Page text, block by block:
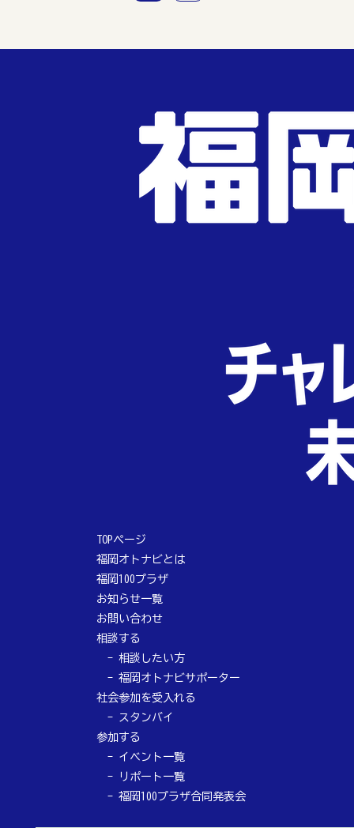
TOPページ
福岡オトナビとは
福岡100プラザ
お知らせ一覧
お問い合わせ
相談する
相談したい方
福岡オトナビサポーター
社会参加を受入れる
スタンバイ
参加する
イベント一覧
リポート一覧
福岡100プラザ合同発表会